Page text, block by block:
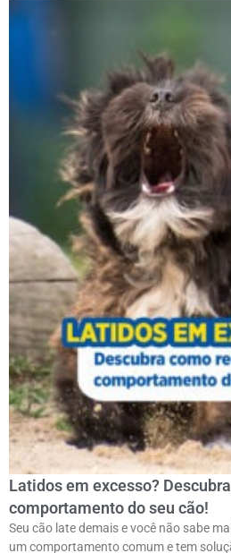
Latidos em excesso?
comportamento do seu cão!
Seu cão late demais e você não sabe
um comportamento comum e tem